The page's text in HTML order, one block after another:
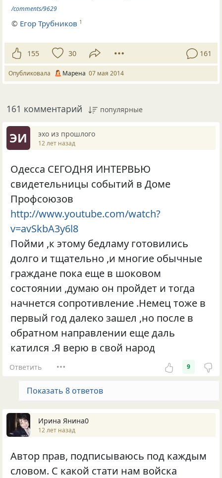
/comments/9629
© Егор Трубников 1
155 30 161
Опубликовала Марена 07 мая 2014
161 комментарий популярные
ЭИ эхо из прошлого
12 лет назад
Одесса СЕГОДНЯ ИНТЕРВЬЮ
свидетельницы событий в Доме
Профсоюзов
http://www.youtube.com/watch?
v=avSkbA3y6l8
Пойми ,к этому бедламу готовились
долго и тщательно ,и многие обычные
граждане пока еще в шоковом
состоянии ,думаю он пройдет и тогда
начнется сопротивление .Немец тоже в
первый год далеко зашел ,но после в
обратном направлении еще даль
катился .Я верю в свой народ
Ответить 9
Показать 8 ответов
Ирина Янина0
12 лет назад
Автор прав, подписываюсь под каждым
словом. С какой стати нам войска